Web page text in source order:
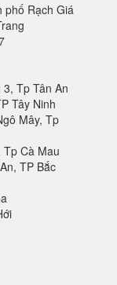
phố Rạch Giá
Tp Tân An
Tây Ninh
Mây, Tp
Cà Mau
TP Bắc